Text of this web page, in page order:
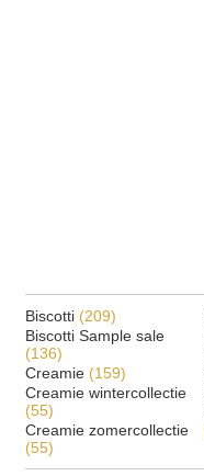
Biscotti (209)
Biscotti Sample sale
(136)
Creamie (159)
Creamie wintercollectie
(55)
Creamie zomercollectie
(55)